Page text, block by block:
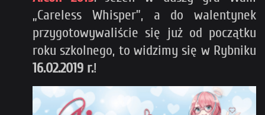
„Careless Whisper”, a do walentynek
przygotowywaliście się już od początku
roku szkolnego, to widzimy się w Rybniku
16.02.2019 r.!